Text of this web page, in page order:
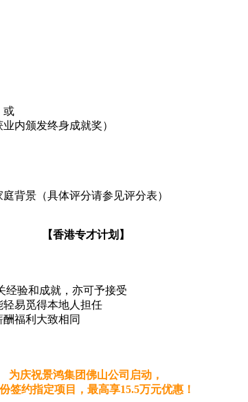
或
内颁发终身成就奖）
背景（具体评分请参见评分表）
【香港专才计划】
经验和成就，亦可予接受
易觅得本地人担任
福利大致相同
为庆祝景鸿集团佛山公司启动，
签约指定项目，最高享15.5万元优惠！